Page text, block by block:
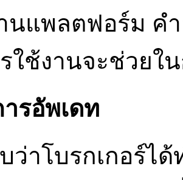
นแพลตฟอร์ม ค
ใช้งานจะช่วยใ
รอัพเดท
ว่าโบรกเกอร์ไ